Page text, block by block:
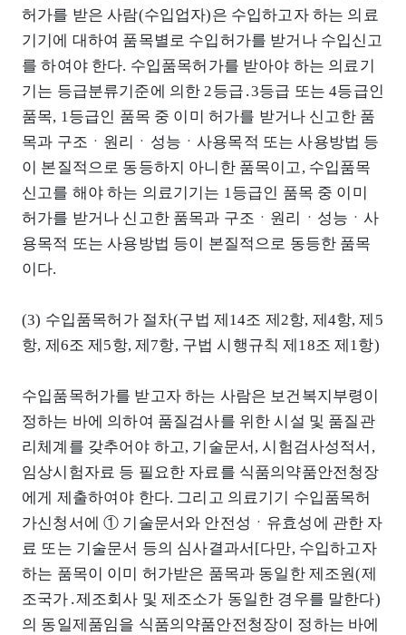
허가를 받은 사람(수입업자)은 수입하고자 하는 의료
기기에 대하여 품목별로 수입허가를 받거나 수입신고
를 하여야 한다. 수입품목허가를 받아야 하는 의료기
기는 등급분류기준에 의한 2등급․3등급 또는 4등급인
품목, 1등급인 품목 중 이미 허가를 받거나 신고한 품
목과 구조ㆍ원리ㆍ성능ㆍ사용목적 또는 사용방법 등
이 본질적으로 동등하지 아니한 품목이고, 수입품목
신고를 해야 하는 의료기기는 1등급인 품목 중 이미
허가를 받거나 신고한 품목과 구조ㆍ원리ㆍ성능ㆍ사
용목적 또는 사용방법 등이 본질적으로 동등한 품목
이다.
(3) 수입품목허가 절차(구법 제14조 제2항, 제4항, 제5
항, 제6조 제5항, 제7항, 구법 시행규칙 제18조 제1항)
수입품목허가를 받고자 하는 사람은 보건복지부령이
정하는 바에 의하여 품질검사를 위한 시설 및 품질관
리체계를 갖추어야 하고, 기술문서, 시험검사성적서,
임상시험자료 등 필요한 자료를 식품의약품안전청장
에게 제출하여야 한다. 그리고 의료기기 수입품목허
가신청서에 ① 기술문서와 안전성ㆍ유효성에 관한 자
료 또는 기술문서 등의 심사결과서[다만, 수입하고자
하는 품목이 이미 허가받은 품목과 동일한 제조원(제
조국가․제조회사 및 제조소가 동일한 경우를 말한다)
의 동일제품임을 식품의약품안전청장이 정하는 바에